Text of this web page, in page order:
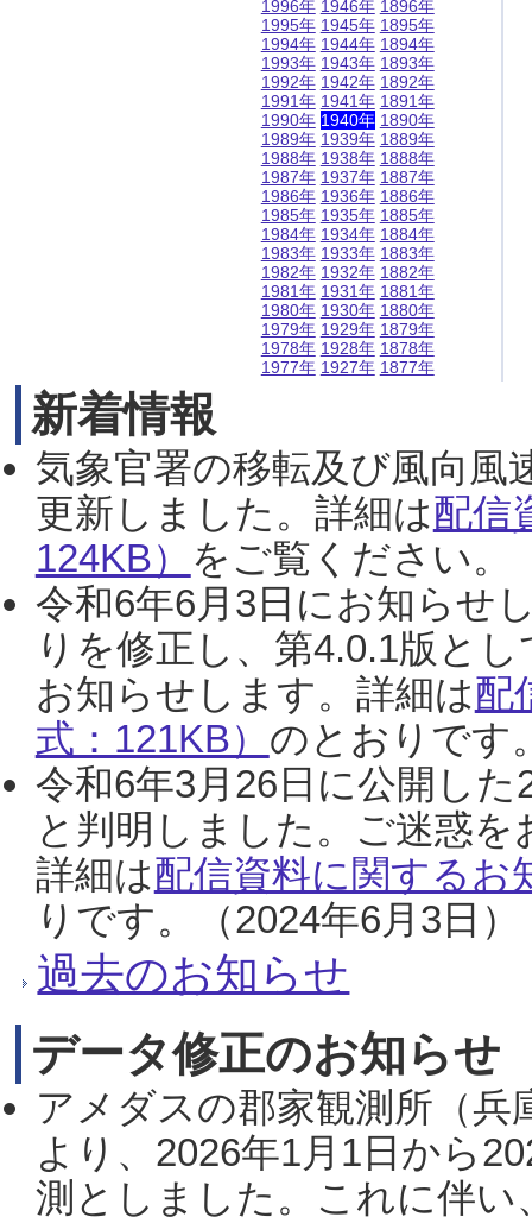
1996年
1995年
1994年
1993年
1992年
1991年
1990年
1989年
1988年
1987年
1986年
1985年
1984年
1983年
1982年
1981年
1980年
1979年
1978年
1977年
1946年
1945年
1944年
1943年
1942年
1941年
1940年
1939年
1938年
1937年
1936年
1935年
1934年
1933年
1932年
1931年
1930年
1929年
1928年
1927年
1896年
1895年
1894年
1893年
1892年
1891年
1890年
1889年
1888年
1887年
1886年
1885年
1884年
1883年
1882年
1881年
1880年
1879年
1878年
1877年
新着情報
気象官署の移転及び風向風
更新しました。詳細は配信
124KB） をご覧ください。
令和6年6月3日にお知らせ
りを修正し、第4.0.1版と
お知らせします。詳細は配
式：121KB） のとおりです
令和6年3月26日に公開し
と判明しました。ご迷惑
詳細は配信資料に関するお
りです。（2024年6月3日）
過去のお知らせ
データ修正のお知らせ
アメダスの郡家観測所（
より、2026年1月1日から
測としました。これに伴い